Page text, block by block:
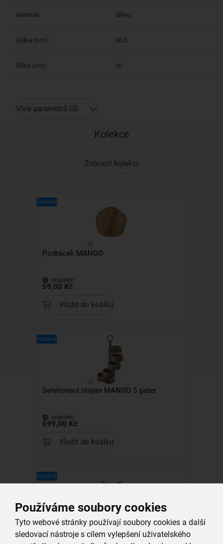
Používáme soubory cookies
Tyto webové stránky používají soubory cookies a další
sledovací nástroje s cílem vylepšení uživatelského
Materiál: dřevo
Délka (cm): 30,5
Šířka (cm): 10
Více parametrů (3)
Kolekce
Zobrazit kolekci
Kolekce
Podtácek MANGO
skladem
59,00 Kč
Vložit do košíku
Kolekce
Servírovací stojan MANGO 5 pater
skladem
699,00 Kč
Vložit do košíku
Kolekce
Podtácek MANGO hvězda